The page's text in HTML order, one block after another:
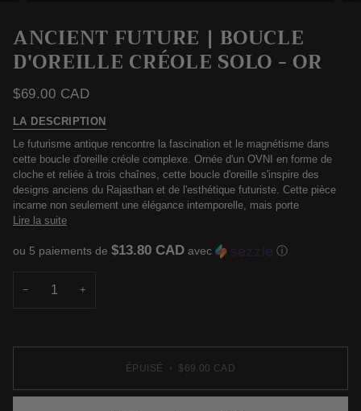
ANCIENT FUTURE | BOUCLE
D'OREILLE CRÉOLE SOLO - OR
$69.00 CAD
LA DESCRIPTION
Le futurisme antique rencontre la fascination et le magnétisme dans
cette boucle d'oreille créole complexe. Ornée d'un OVNI en forme de
cloche et reliée à trois chaînes, cette boucle d'oreille s'inspire des
designs anciens du Rajasthan et de l'esthétique futuriste. Cette pièce
incarne non seulement une élégance intemporelle, mais porte
Lire la suite
ou 5 paiements de $13.80 CAD avec ⓘ
− +
ÉPUISÉ $69.00 CAD